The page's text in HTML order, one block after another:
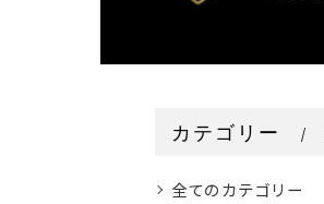
カテゴリー
全てのカテゴリー